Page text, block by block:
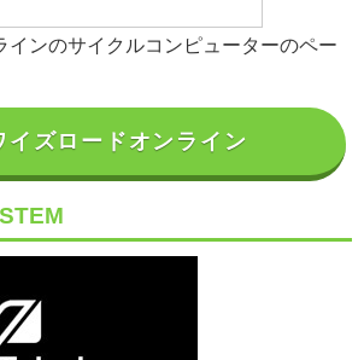
インのサイクルコンピューターのペー
イズロードオンライン